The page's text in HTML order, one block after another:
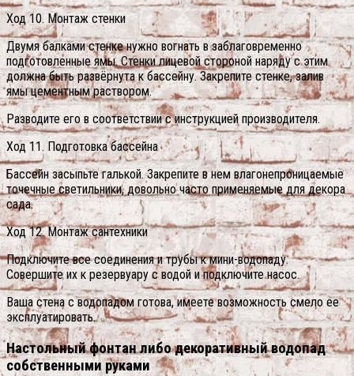
Ход 10. Монтаж стенки
Двумя балками стенке нужно вогнать в заблаговременно
подготовленные ямы. Стенки лицевой стороной наряду с этим
должна быть развёрнута к бассейну. Закрепите стенке, залив
ямы цементным раствором.
Разводите его в соответствии с инструкцией производителя.
Ход 11. Подготовка бассейна
Бассейн засыпьте галькой. Закрепите в нем влагонепроницаемые
точечные светильники, довольно часто применяемые для декора
сада.
Ход 12. Монтаж сантехники
Подключите все соединения и трубы к мини-водопаду.
Совершите их к резервуару с водой и подключите насос.
Ваша стена с водопадом готова, имеете возможность смело ее
эксплуатировать.
Настольный фонтан либо декоративный водопад
собственными руками